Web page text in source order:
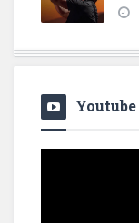
Youtube